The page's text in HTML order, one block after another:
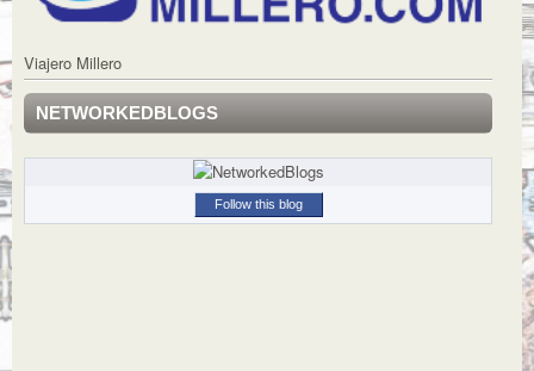
Viajero Millero
NETWORKEDBLOGS
Follow this blog